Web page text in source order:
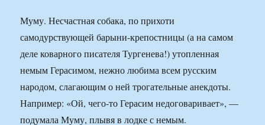
Муму. Несчастная собака, по прихоти
самодурствующей барыни-крепостницы (а на самом
деле коварного писателя Тургенева!) утопленная
немым Герасимом, нежно любима всем русским
народом, слагающим о ней трогательные анекдоты.
Например: «Ой, чего-то Герасим недоговаривает», —
подумала Муму, плывя в лодке с немым.